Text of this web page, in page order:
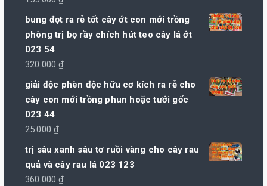
bung đọt ra rễ tốt cây ớt con mới trồng
phòng trị bọ rầy chích hút teo cây lá ớt
023 54
320.000₫
giải độc phèn độc hữu cơ kích ra rễ cho
cây con mới trồng phun hoặc tưới gốc
023 44
25.000₫
trị sâu xanh sâu tơ ruồi vàng cho cây rau
quả và cây rau lá 023 123
360.000₫